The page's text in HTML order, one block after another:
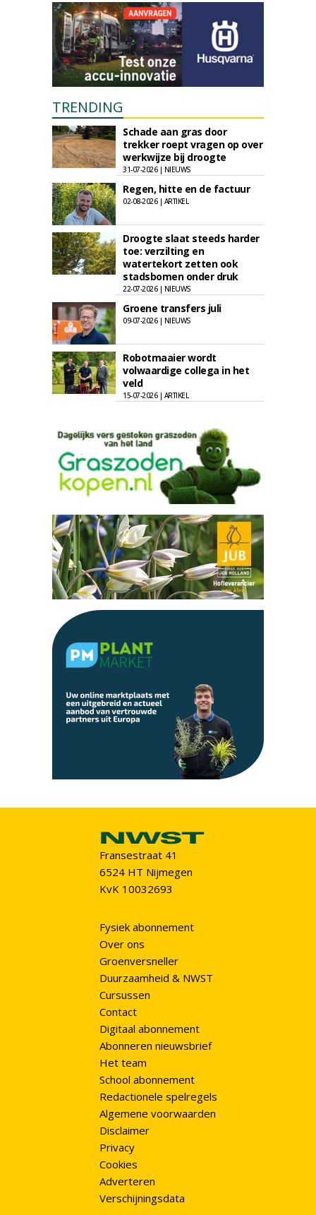
TRENDING
Schade aan gras door
trekker roept vragen op over
werkwijze bij droogte
31-07-2026 | NIEUWS
Regen, hitte en de factuur
02-08-2026 | ARTIKEL
Droogte slaat steeds harder
toe: verzilting en
watertekort zetten ook
stadsbomen onder druk
22-07-2026 | NIEUWS
Groene transfers juli
09-07-2026 | NIEUWS
Robotmaaier wordt
volwaardige collega in het
veld
15-07-2026 | ARTIKEL
Fransestraat 41
6524 HT Nijmegen
KvK 10032693
Fysiek abonnement
Over ons
Groenversneller
Duurzaamheid & NWST
Cursussen
Contact
Digitaal abonnement
Abonneren nieuwsbrief
Het team
School abonnement
Redactionele spelregels
Algemene voorwaarden
Disclaimer
Privacy
Cookies
Adverteren
Verschijningsdata